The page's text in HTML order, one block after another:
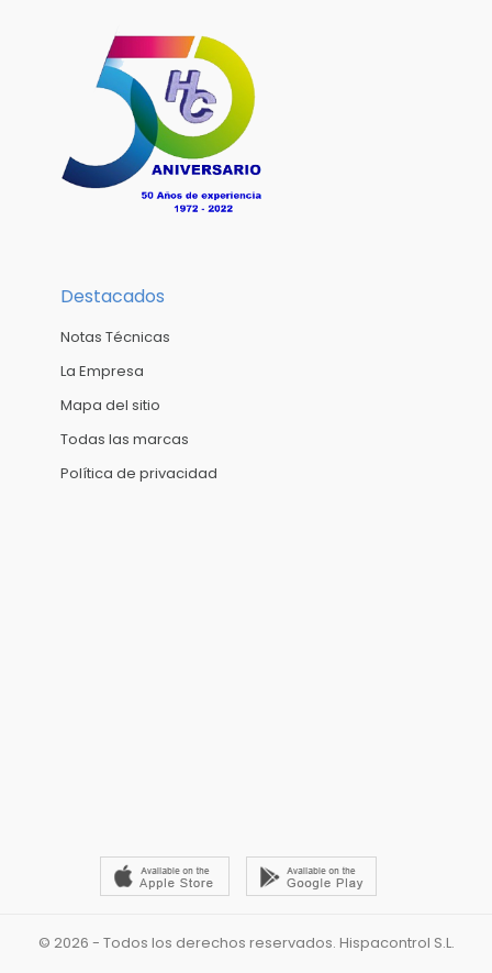
Destacados
Notas Técnicas
La Empresa
Mapa del sitio
Todas las marcas
Política de privacidad
© 2026 - Todos los derechos reservados. Hispacontrol S.L.